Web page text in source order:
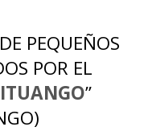
PEQUEÑOS
POR EL
”